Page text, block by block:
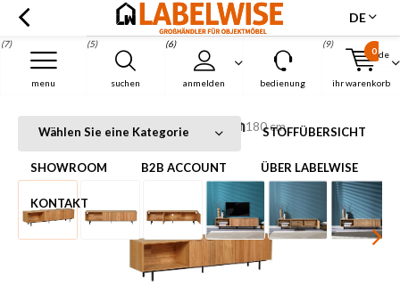
de
suchen
(5)
anmelden
(6)
menu
(7)
bedienung ihr warenkorb
0
(9)
Menu
DE
Wählen Sie eine Kategorie STOFFÜBERSICHT
SHOWROOM B2B ACCOUNT ÜBER LABELWISE
KONTAKT
Startseite TV-Schrank Ray Eiche hell 180 cm
TV-Schrank Ray Eiche hell 180 cm